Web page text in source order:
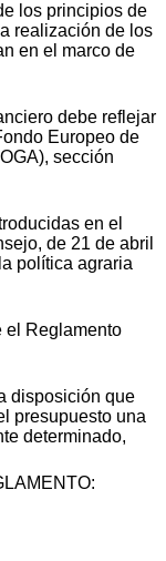
los principios de
realización de los
en el marco de
debe reflejar
Europeo de
sección
en el
de 21 de abril
política agraria
el Reglamento
disposición que
presupuesto una
determinado,